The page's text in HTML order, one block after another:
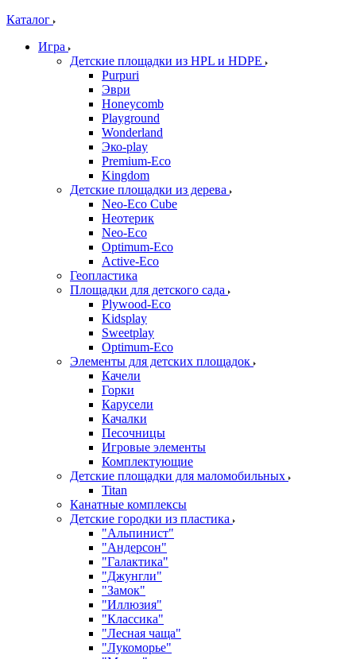
Каталог
Игра
Детские площадки из HPL и HDPE
Purpuri
Эври
Honeycomb
Playground
Wonderland
Эко-play
Premium-Eco
Kingdom
Детские площадки из дерева
Neo-Eco Cube
Неотерик
Neo-Eco
Оptimum-Еco
Active-Eco
Геопластика
Площадки для детского сада
Plywood-Eco
Kidsplay
Sweetplay
Оptimum-Еco
Элементы для детских площадок
Качели
Горки
Карусели
Качалки
Песочницы
Игровые элементы
Комплектующие
Детские площадки для маломобильных
Titan
Канатные комплексы
Детские городки из пластика
"Альпинист"
"Андерсон"
"Галактика"
"Джунгли"
"Замок"
"Иллюзия"
"Классика"
"Лесная чаща"
"Лукоморье"